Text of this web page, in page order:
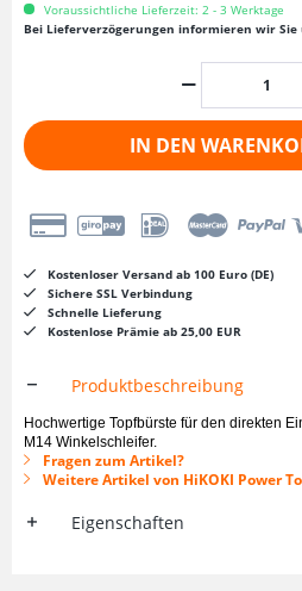
Voraussichtliche Lieferzeit: 2 - 3 Werktage
Bei Lieferverzögerungen informieren wir Sie
IN DEN
Kostenloser Versand ab 100 Euro (DE)
Sichere SSL Verbindung
Schnelle Lieferung
Kostenlose Prämie ab 25,00 EUR
Produktbeschreibung
Hochwertige Topfbürste für den direkten
M14 Winkelschleifer.
Fragen zum Artikel?
Weitere Artikel von HiKOKI Power
Eigenschaften